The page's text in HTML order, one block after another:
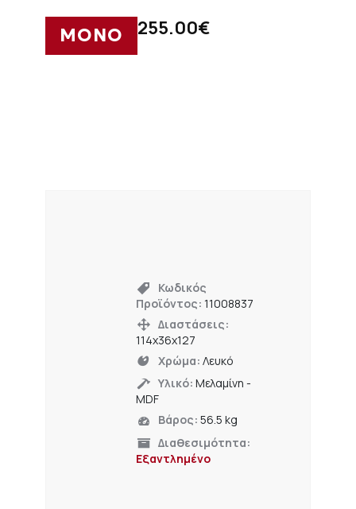
ΜΟΝΟ 255.00€
Κωδικός
Προϊόντος: 11008837
Διαστάσεις:
114x36x127
Χρώμα: Λευκό
Υλικό: Μελαμίνη -
MDF
Βάρος: 56.5 kg
Διαθεσιμότητα:
Εξαντλημένο